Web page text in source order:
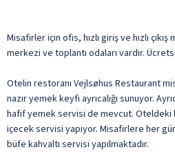
Misafirler için ofis, hızlı giriş ve hızlı
merkezi ve toplantı odaları vardır.
Otelin restoranı Vejlsøhus Restaurant
nazır yemek keyfi ayrıcalığı sunuyor.
hafif yemek servisi de mevcut.
içecek servisi yapıyor. Misafirlere her
büfe kahvaltı servisi yapılmaktadır.